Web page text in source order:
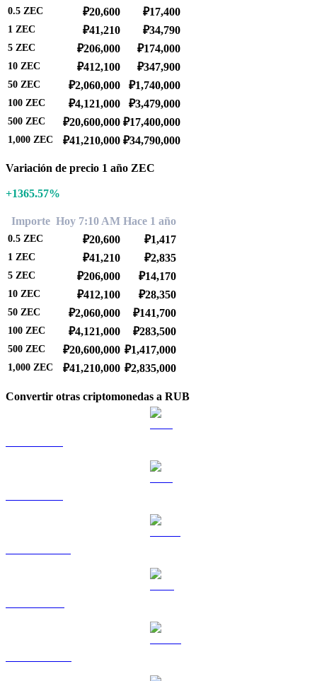
0.5 ZEC ₽20,600 ₽17,400
1 ZEC ₽41,210 ₽34,790
5 ZEC ₽206,000 ₽174,000
10 ZEC ₽412,100 ₽347,900
50 ZEC ₽2,060,000 ₽1,740,000
100 ZEC ₽4,121,000 ₽3,479,000
500 ZEC ₽20,600,000 ₽17,400,000
1,000 ZEC ₽41,210,000 ₽34,790,000
Variación de precio 1 año ZEC
+1365.57%
Importe Hoy 7:10 AM Hace 1 año
0.5 ZEC ₽20,600 ₽1,417
1 ZEC ₽41,210 ₽2,835
5 ZEC ₽206,000 ₽14,170
10 ZEC ₽412,100 ₽28,350
50 ZEC ₽2,060,000 ₽141,700
100 ZEC ₽4,121,000 ₽283,500
500 ZEC ₽20,600,000 ₽1,417,000
1,000 ZEC ₽41,210,000 ₽2,835,000
Convertir otras criptomonedas a RUB